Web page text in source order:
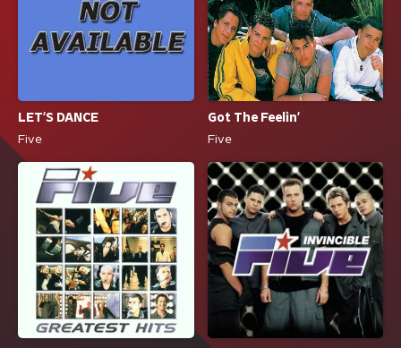
LET'S DANCE
Five
Got The Feelin'
Five